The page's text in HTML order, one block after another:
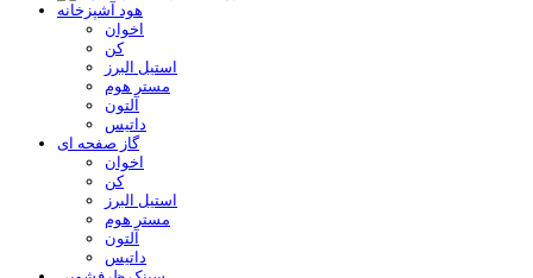
هود آشپزخانه
اخوان
کن
استیل البرز
مستر هوم
آلتون
داتیس
گاز صفحه ای
اخوان
کن
استیل البرز
مستر هوم
آلتون
داتیس